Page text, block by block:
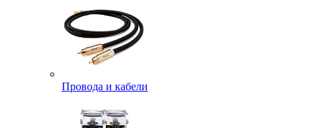
Провода и кабели